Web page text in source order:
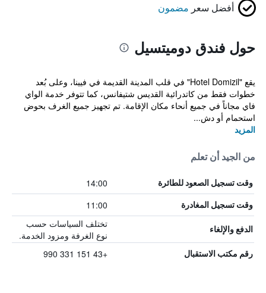
أفضل سعر مضمون
حول فندق دوميتسيل
يقع "Hotel Domizil" في قلب المدينة القديمة في فيينا، وعلى بُعد
خطوات فقط من كاتدرائية القديس شتيفانس، كما تتوفر خدمة الواي
فاي مجاناً في جميع أنحاء مكان الإقامة. تم تجهيز جميع الغرف بحوض
استحمام أو دش...
المزيد
من الجيد أن تعلم
وقت تسجيل الصعود للطائرة 14:00
وقت تسجيل المغادرة 11:00
الدفع والإلغاء
تختلف السياسات حسب
نوع الغرفة ومزود الخدمة.
رقم مكتب الاستقبال +43 151 331 990